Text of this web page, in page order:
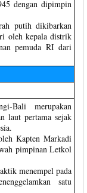
dengan dipimpin
putih dikibarkan
oleh kepala distrik
pemuda RI dari
Bali merupakan
laut pertama sejak
Kapten Markadi
pimpinan Letkol
menempel pada
satu